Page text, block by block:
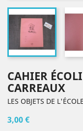
CAHIER
CARREAUX
LES OBJETS DE L'ÉCOLE
3,00 €